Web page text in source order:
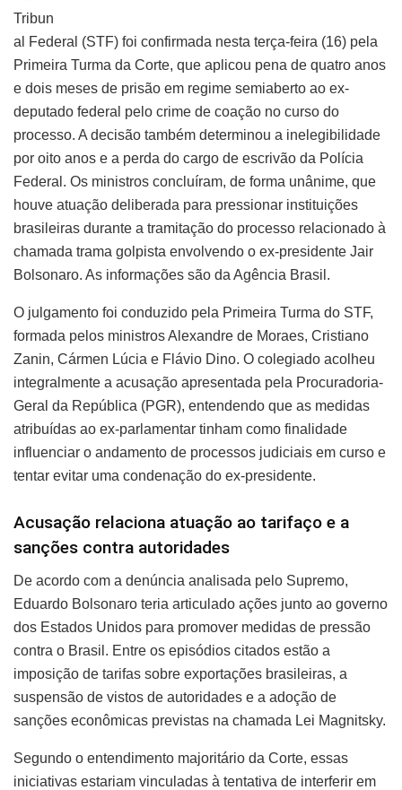
Tribun
al Federal (STF) foi confirmada nesta terça-feira (16) pela
Primeira Turma da Corte, que aplicou pena de quatro anos
e dois meses de prisão em regime semiaberto ao ex-
deputado federal pelo crime de coação no curso do
processo. A decisão também determinou a inelegibilidade
por oito anos e a perda do cargo de escrivão da Polícia
Federal. Os ministros concluíram, de forma unânime, que
houve atuação deliberada para pressionar instituições
brasileiras durante a tramitação do processo relacionado à
chamada trama golpista envolvendo o ex-presidente Jair
Bolsonaro. As informações são da Agência Brasil.
O julgamento foi conduzido pela Primeira Turma do STF,
formada pelos ministros Alexandre de Moraes, Cristiano
Zanin, Cármen Lúcia e Flávio Dino. O colegiado acolheu
integralmente a acusação apresentada pela Procuradoria-
Geral da República (PGR), entendendo que as medidas
atribuídas ao ex-parlamentar tinham como finalidade
influenciar o andamento de processos judiciais em curso e
tentar evitar uma condenação do ex-presidente.
Acusação relaciona atuação ao tarifaço e a
sanções contra autoridades
De acordo com a denúncia analisada pelo Supremo,
Eduardo Bolsonaro teria articulado ações junto ao governo
dos Estados Unidos para promover medidas de pressão
contra o Brasil. Entre os episódios citados estão a
imposição de tarifas sobre exportações brasileiras, a
suspensão de vistos de autoridades e a adoção de
sanções econômicas previstas na chamada Lei Magnitsky.
Segundo o entendimento majoritário da Corte, essas
iniciativas estariam vinculadas à tentativa de interferir em